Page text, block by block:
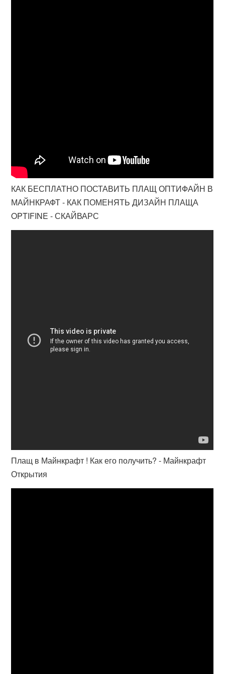
КАК БЕСПЛАТНО ПОСТАВИТЬ ПЛАЩ ОПТИФАЙН В
МАЙНКРАФТ - КАК ПОМЕНЯТЬ ДИЗАЙН ПЛАЩА
OPTIFINE - СКАЙВАРС
Плащ в Майнкрафт ! Как его получить? - Майнкрафт
Открытия